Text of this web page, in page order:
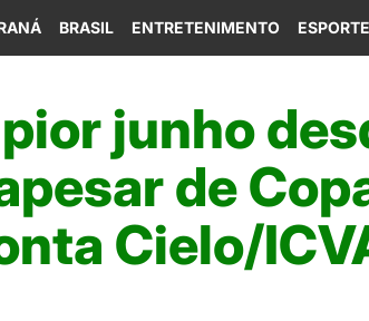
BRASIL ENTRETENIMENTO
junho
de
Cielo/